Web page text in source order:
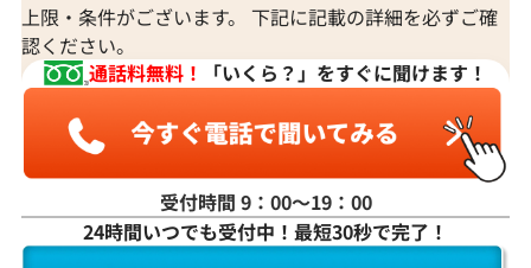
K18WG ダイヤモンド ネックレス 3.31ct
K18 ダイヤモン
上限・条件がございます。 下記に記載の詳細を必ずご確
認ください。
通話料無料！
「いくら？」をすぐに聞けます！
受付時間 9：00〜19：00
24時間いつでも受付中！最短30秒で完了！